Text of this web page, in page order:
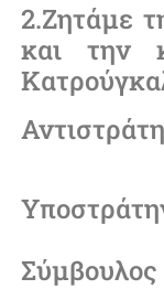
2.Ζητάμε
και την